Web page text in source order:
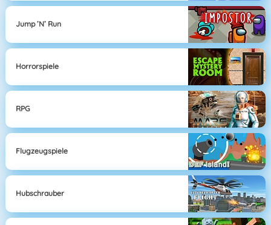
Jump ’n’ Run
Horrorspiele
RPG
Flugzeugspiele
Hubschrauber